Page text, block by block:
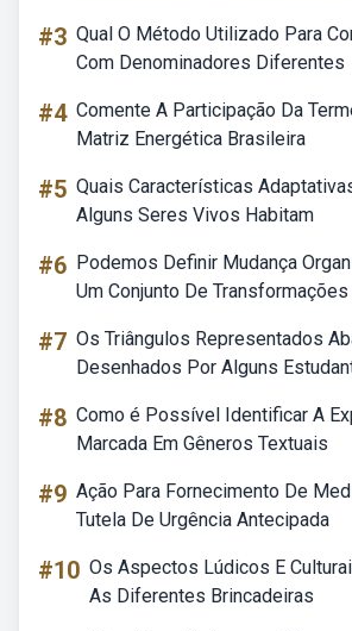
#3 Qual O Método Utilizado Para
Com Denominadores Diferentes
#4 Comente A Participação Da
Matriz Energética Brasileira
#5 Quais Características
Alguns Seres Vivos Habitam
#6 Podemos Definir Mudança
Um Conjunto De Transformações
#7 Os Triângulos Representados
Desenhados Por Alguns
#8 Como é Possível Identificar A
Marcada Em Gêneros Textuais
#9 Ação Para Fornecimento De
Tutela De Urgência Antecipada
#10 Os Aspectos Lúdicos E
As Diferentes Brincadeiras